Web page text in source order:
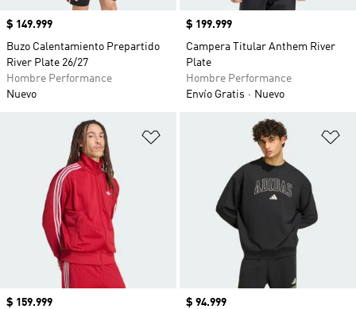
Precio
$ 149.999
Buzo Calentamiento Prepartido
River Plate 26/27
Hombre Performance
Nuevo
Precio
$ 199.999
Campera Titular Anthem River
Plate
Hombre Performance
Envío Gratis
Nuevo
Añadir a la lista de deseos
Precio
$ 159.999
Precio
$ 94.999